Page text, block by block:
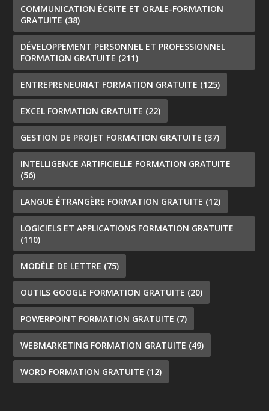
COMMUNICATION ÉCRITE ET ORALE-FORMATION
GRATUITE (38)
DÉVELOPPEMENT PERSONNEL ET PROFESSIONNEL
FORMATION GRATUITE (211)
ENTREPRENEURIAT FORMATION GRATUITE (125)
EXCEL FORMATION GRATUITE (22)
GESTION DE PROJET FORMATION GRATUITE (37)
INTELLIGENCE ARTIFICIELLE FORMATION GRATUITE
(56)
LANGUE ÉTRANGÈRE FORMATION GRATUITE (12)
LOGICIELS ET APPLICATIONS FORMATION GRATUITE
(110)
MODÈLE DE LETTRE (75)
OUTILS GOOGLE FORMATION GRATUITE (20)
POWERPOINT FORMATION GRATUITE (7)
WEBMARKETING FORMATION GRATUITE (49)
WORD FORMATION GRATUITE (12)